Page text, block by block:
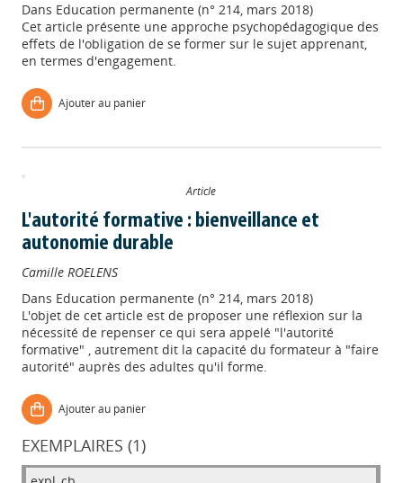
Dans Education permanente (n° 214, mars 2018)
Cet article présente une approche psychopédagogique des
effets de l'obligation de se former sur le sujet apprenant,
en termes d'engagement.
Ajouter au panier
Article
L'autorité formative : bienveillance et
autonomie durable
Camille ROELENS
Dans Education permanente (n° 214, mars 2018)
L'objet de cet article est de proposer une réflexion sur la
nécessité de repenser ce qui sera appelé "l'autorité
formative" , autrement dit la capacité du formateur à "faire
autorité" auprès des adultes qu'il forme.
Ajouter au panier
EXEMPLAIRES (1)